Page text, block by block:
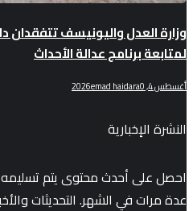
وزارة العدل واليونيسف تتفقدان
لمتابعة برنامج عدالة الأحداث
أغسطس 4, 2026 emad haidara0
النشرة الإخبارية
احصل على أحدث محتوى يتم تسليمه
عدة مرات في الشهر. التحديثات